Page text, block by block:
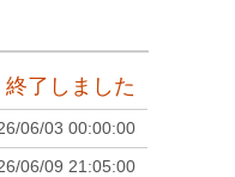
終了しました
06/03 00:00:00
06/09 21:05:00